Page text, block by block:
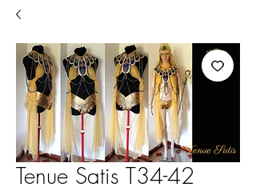
Tenue Satis T34-42